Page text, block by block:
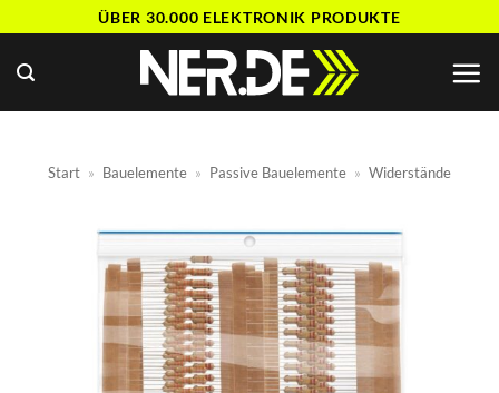
springen
ÜBER 30.000 ELEKTRONIK PRODUKTE
Start » Bauelemente » Passive Bauelemente » Widerstände